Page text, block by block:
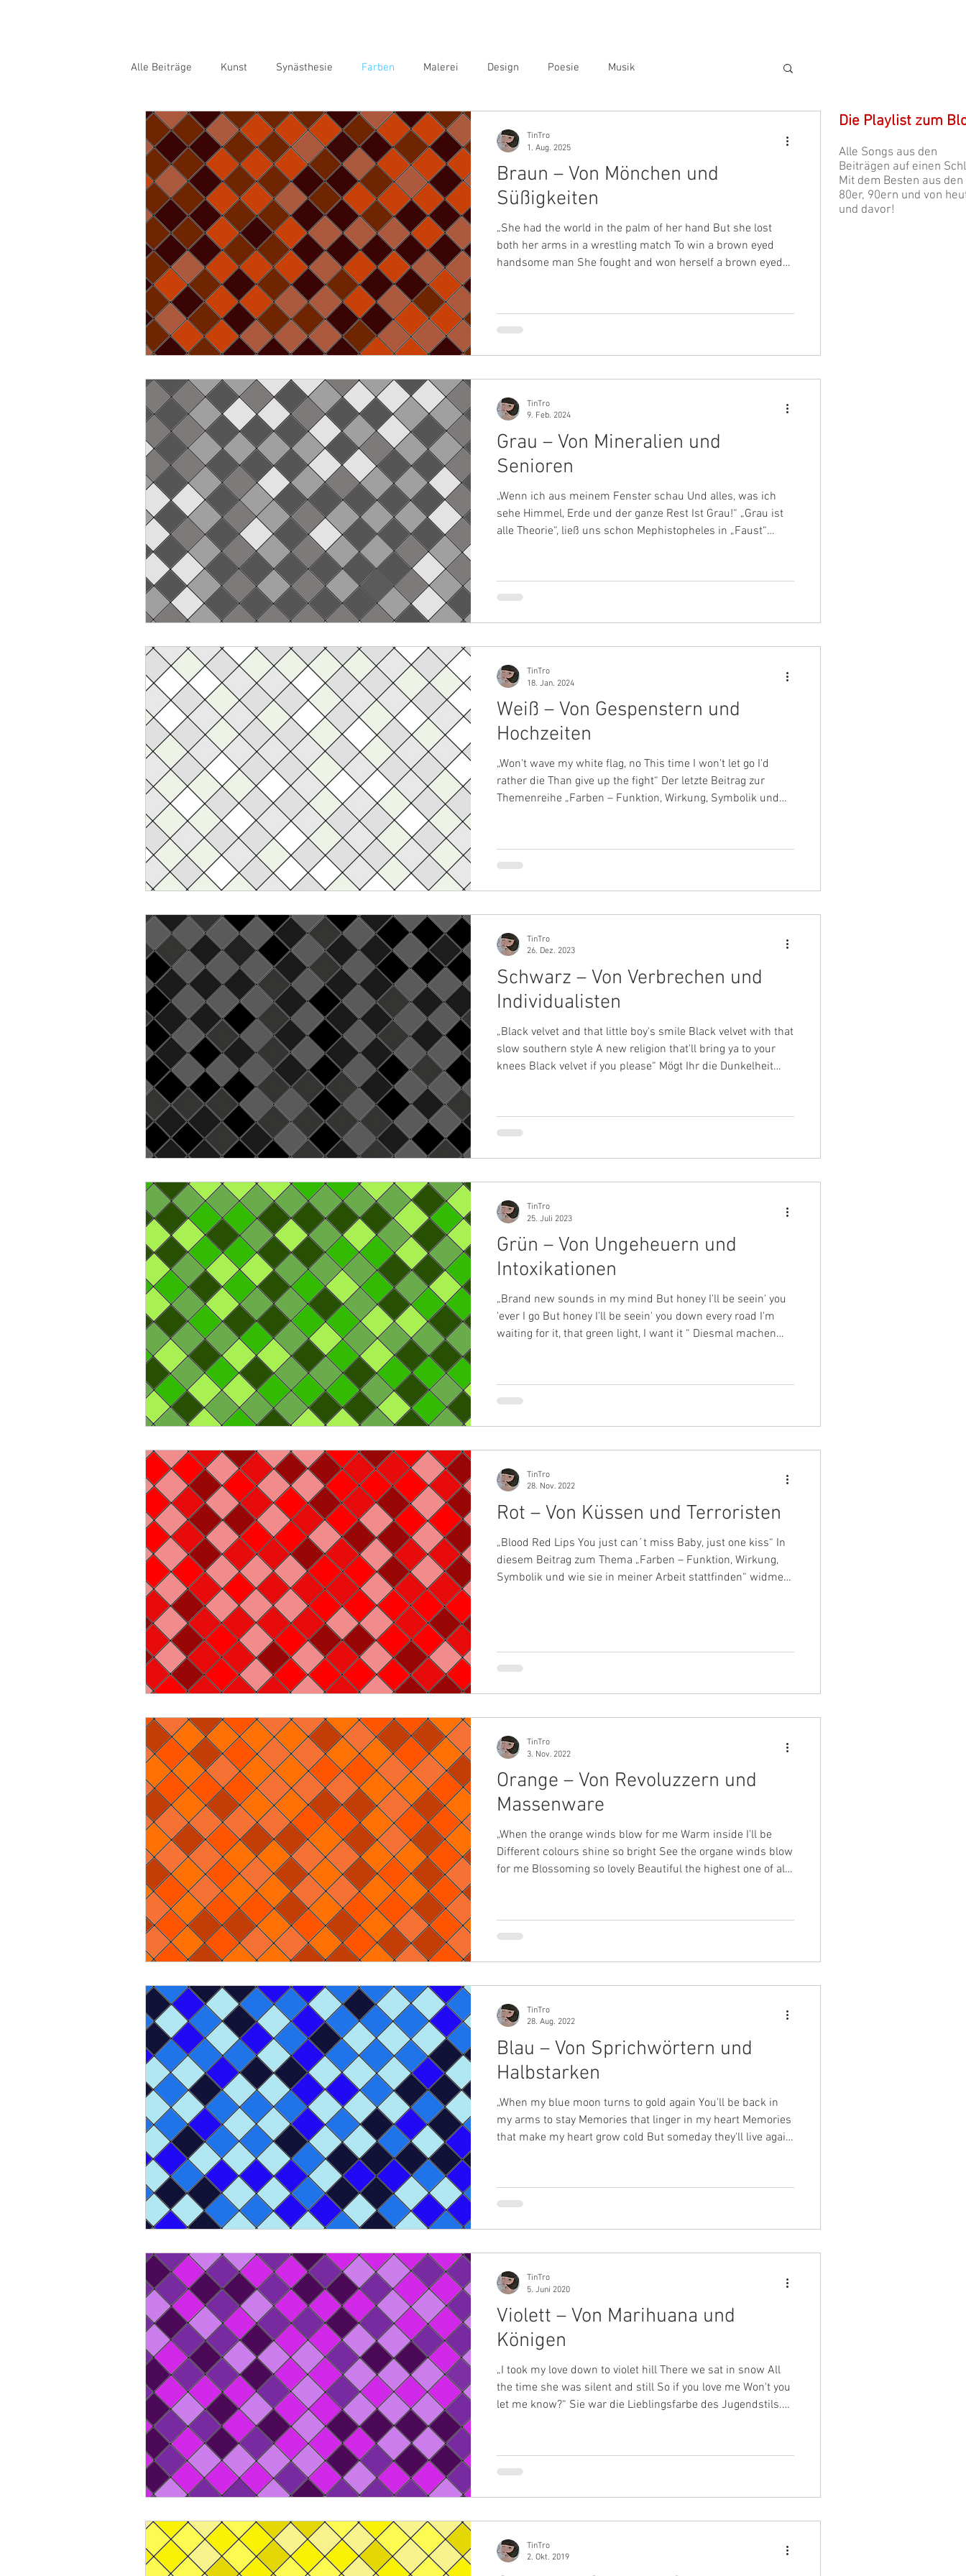
Die Playlist zum
Alle Songs aus den
Beiträgen auf einen
Mit dem Besten aus den
80er, 90ern und von
und davor!
Alle Beiträge Kunst Synästhesie Farben Malerei Design Poesie Musik
Braun – Von Mönchen und
Süßigkeiten
„She had the world in the palm of her hand But she lost
both her arms in a wrestling match To win a brown eyed
handsome man She fought and won herself a brown eyed
Anwendung in meiner Arbeit auseinandersetzt. Für mich
persönlich gibt es nämlich zehn Hauptfarben. Zum Schluss
TinTro
1. Aug. 2025
Grau – Von Mineralien und
Senioren
„Wenn ich aus meinem Fenster schau Und alles, was ich
sehe Himmel, Erde und der ganze Rest Ist Grau!“ „Grau ist
alle Theorie“, ließ uns schon Mephistopheles in „Faust“
Denn Grau ist das Mittelmaß zwischen Schwarz und Weiß.
Unterbewusstsein und Bewusstsein. Dunkelheit und
TinTro
9. Feb. 2024
Weiß – Von Gespenstern und
Hochzeiten
„Won't wave my white flag, no This time I won't let go I'd
rather die Than give up the fight“ Der letzte Beitrag zur
Themenreihe „Farben – Funktion, Wirkung, Symbolik und
behandelt die Helligkeit, das Gute, das Alles. Anders als
Schwarz ist Weiß ein leiser, unkomplizierter Charakter der
TinTro
18. Jan. 2024
Schwarz – Von Verbrechen und
Individualisten
„Black velvet and that little boy's smile Black velvet with that
slow southern style A new religion that'll bring ya to your
knees Black velvet if you please“ Mögt Ihr die Dunkelheit
unseres warmen Bettes während wir traumversunken
schlafen. Andererseits die bedrohlichen Gassen auf dem
TinTro
26. Dez. 2023
Grün – Von Ungeheuern und
Intoxikationen
„Brand new sounds in my mind But honey I'll be seein' you
'ever I go But honey I'll be seein' you down every road I'm
waiting for it, that green light, I want it “ Diesmal machen
Aufbruch animiert. Die Farbe, die sowohl für die Ruhe in
der eigenen Mitte als auch die blanke Eifersucht steht. Bei
TinTro
25. Juli 2023
Rot – Von Küssen und Terroristen
„Blood Red Lips You just can´t miss Baby, just one kiss“ In
diesem Beitrag zum Thema „Farben – Funktion, Wirkung,
Symbolik und wie sie in meiner Arbeit stattfinden“ widme
vorchristlichen Europa färbte man hauptsächlich mit
TinTro
28. Nov. 2022
Orange – Von Revoluzzern und
Massenware
„When the orange winds blow for me Warm inside I'll be
Different colours shine so bright See the organe winds blow
for me Blossoming so lovely Beautiful the highest one of all“
Kraft von Rot. Die Sekundärfarbe Orange hat nicht nur
Blickfang-Qualitäten, sondern ebenso ein kühnes Naturell.
TinTro
3. Nov. 2022
Blau – Von Sprichwörtern und
Halbstarken
„When my blue moon turns to gold again You'll be back in
my arms to stay Memories that linger in my heart Memories
that make my heart grow cold But someday they'll live again,
der einzelnen Farben sowie deren Anwendung in meiner
Arbeit. Diesmal geht es um ein richtiges Everybody´s
TinTro
28. Aug. 2022
Violett – Von Marihuana und
Königen
„I took my love down to violet hill There we sat in snow All
the time she was silent and still So if you love me Won't you
let me know?“ Sie war die Lieblingsfarbe des Jugendstils.
widmet sich der dunkelsten aller Farben. Ein kleiner Exkurs
zur Wirkung, Symbolik und Funktion von Violett. Wie verhält
TinTro
5. Juni 2020
TinTro
2. Okt. 2019